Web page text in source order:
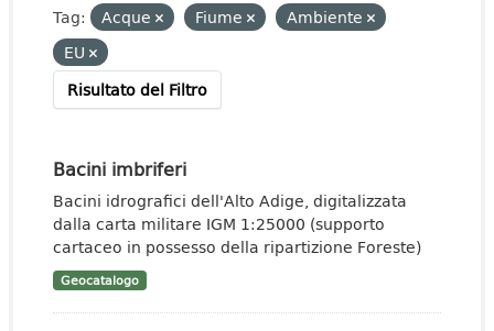
Tag: Acque Fiume
Ambiente
EU
Risultato del Filtro
Bacini imbriferi
Bacini idrografici dell'Alto Adige, digitalizzata
dalla carta militare IGM 1:25000 (supporto
cartaceo in possesso della ripartizione Foreste)
Geocatalogo